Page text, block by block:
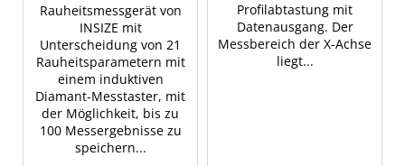
Rauheitsmessgerät von
INSIZE mit
Unterscheidung von 21
Rauheitsparametern mit
einem induktiven
Diamant-Messtaster, mit
der Möglichkeit, bis zu
100 Messergebnisse zu
speichern...
Profilabtastung mit
Datenausgang. Der
Messbereich der X-Achse
liegt...